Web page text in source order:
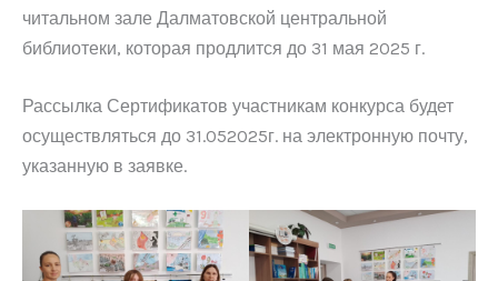
читальном зале Далматовской центральной
библиотеки, которая продлится до 31 мая 2025 г.
Рассылка Сертификатов участникам конкурса будет
осуществляться до 31.052025г. на электронную почту,
указанную в заявке.